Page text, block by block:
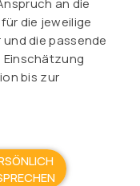
an die
die jeweilige
die passende
Einschätzung
bis zur